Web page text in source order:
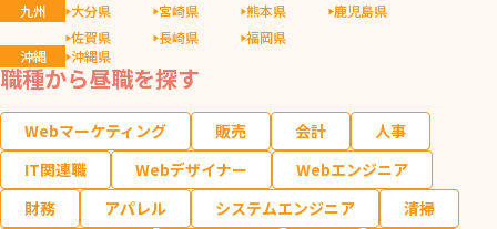
九州
大分県 宮崎県 熊本県
鹿児島県
佐賀県
長崎県
福岡県
沖縄
沖縄県
職種から昼職を探す
Webマーケティング 販売 会計
人事
IT関連職
Webデザイナー
Webエンジニア
財務
アパレル システムエンジニア
清掃